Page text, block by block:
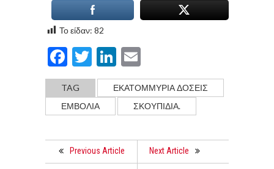
Το είδαν: 82
Facebook
TwitterLinkedIn
TAG
ΕΚΑΤΟΜΜΥΡΙΑ ΔΟΣΕΙΣ
ΕΜΒΌΛΙΑ
ΣΚΟΥΠΙΔΙΑ.
Previous Article Next Article